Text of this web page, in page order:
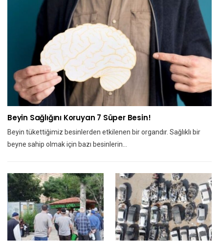
Beyin Sağlığını Koruyan 7 Süper Besin!
Beyin tükettiğimiz besinlerden etkilenen bir organdır. Sağlıklı bir
beyne sahip olmak için bazı besinlerin…